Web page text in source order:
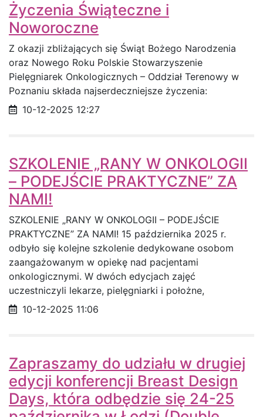
Życzenia Świąteczne i
Noworoczne
Z okazji zbliżających się Świąt Bożego Narodzenia
oraz Nowego Roku Polskie Stowarzyszenie
Pielęgniarek Onkologicznych – Oddział Terenowy w
Poznaniu składa najserdeczniejsze życzenia:
Data opublikowania
10-12-2025 12:27
SZKOLENIE „RANY W ONKOLOGII
– PODEJŚCIE PRAKTYCZNE” ZA
NAMI!
SZKOLENIE „RANY W ONKOLOGII – PODEJŚCIE
PRAKTYCZNE” ZA NAMI! 15 października 2025 r.
odbyło się kolejne szkolenie dedykowane osobom
zaangażowanym w opiekę nad pacjentami
onkologicznymi. W dwóch edycjach zajęć
uczestniczyli lekarze, pielęgniarki i położne,
Data opublikowania
10-12-2025 11:06
Zapraszamy do udziału w drugiej
edycji konferencji Breast Design
Days, która odbędzie się 24-25